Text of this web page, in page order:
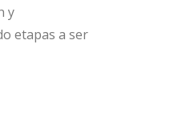
y
etapas a ser